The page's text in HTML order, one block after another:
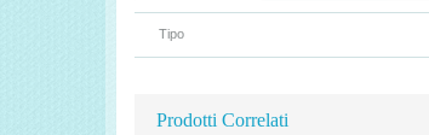
Tipo
Prodotti Correlati